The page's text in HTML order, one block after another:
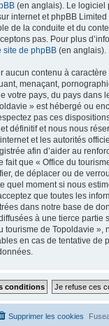
(en anglais). Le logiciel
internet et phpBB
de la conduite et du
pas. Pour plus
site de phpBB (en anglais).
aucun contenu à
menaçant,
votre pays, du pays dans
» est hébergé ou
pas ces
définitif et nous nous
et les autorités
afin d’aider au
fait que « Office du
de déplacer ou de
quel moment si nous
que toutes les
dans notre base de
à une tierce partie
tourisme de Topoldavie »,
en cas de tentative de
Supprimer les cookies